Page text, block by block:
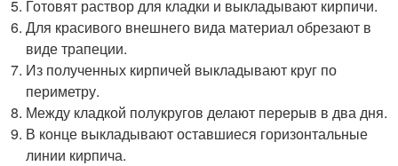
Готовят раствор для кладки и выкладывают кирпичи.
Для красивого внешнего вида материал обрезают в
виде трапеции.
Из полученных кирпичей выкладывают круг по
периметру.
Между кладкой полукругов делают перерыв в два дня.
В конце выкладывают оставшиеся горизонтальные
линии кирпича.